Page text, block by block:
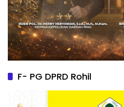
F- PG DPRD Rohil